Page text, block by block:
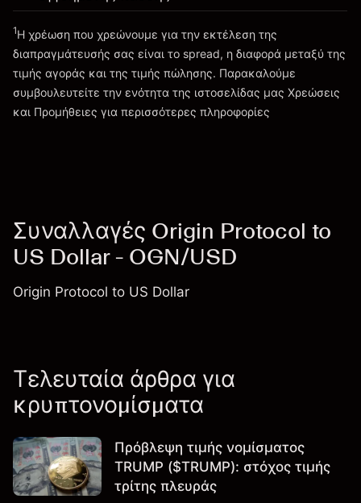
Πηγαίνετε στην πλατφόρμα
Χρεώσεις και Τέλη
1Η χρέωση που χρεώνουμε για την εκτέλεση της
διαπραγμάτευσής σας είναι το spread, η διαφορά μεταξύ της
τιμής αγοράς και της τιμής πώλησης. Παρακαλούμε
συμβουλευτείτε την ενότητα της ιστοσελίδας μας Χρεώσεις
και Προμήθειες για περισσότερες πληροφορίες
Συναλλαγές Origin Protocol to
US Dollar - OGN/USD
Origin Protocol to US Dollar
Τελευταία άρθρα για
κρυπτονομίσματα
Πρόβλεψη τιμής νομίσματος
TRUMP ($TRUMP): στόχος τιμής
τρίτης πλευράς